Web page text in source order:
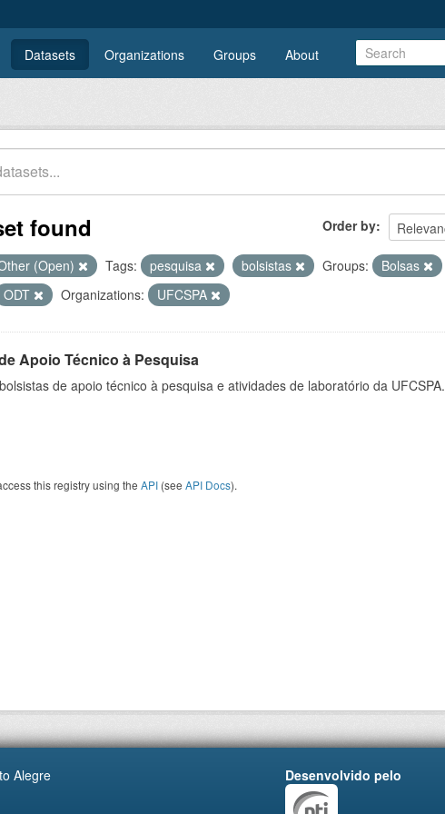
Datasets Organizations Groups About
Order by
found
(Open) Tags: pesquisa bolsistas Groups: Bolsas
ODT Organizations: UFCSPA
Apoio Técnico à Pesquisa
de apoio técnico à pesquisa e atividades de laboratório da UFCSPA.
this registry using the API (see API Docs).
Alegre
Desenvolvido pelo